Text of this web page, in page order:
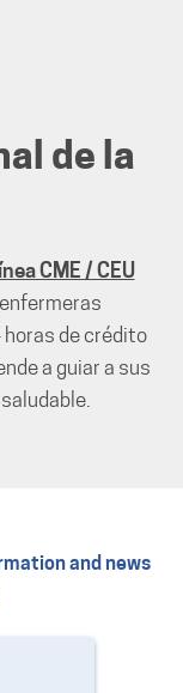
de la
CME / CEU
de crédito
a guiar a sus
and news